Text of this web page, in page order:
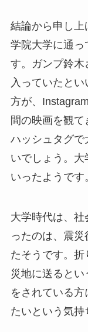
結論から申し上
学院大学に通っ
す。ガンプ鈴木
入っていたと
方が、
間の映画を観て
ハッシュタグで
いでしょう。
いったようです
大学時代は、
ったのは、震
たそうです。
災地に送ると
をされている
たいという気持